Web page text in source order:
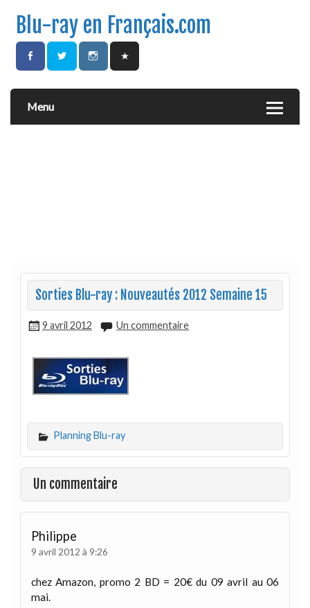
Blu-ray en Français.com
Menu
Sorties Blu-ray : Nouveautés 2012 Semaine 15
9 avril 2012 Un commentaire
Planning Blu-ray
Un commentaire
Philippe
9 avril 2012 à 9:26
chez Amazon, promo 2 BD = 20€ du 09 avril au 06
mai.